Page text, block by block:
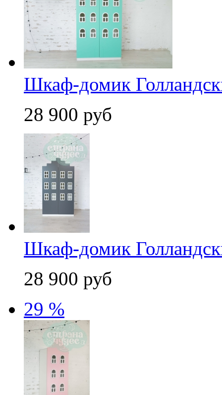
Шкаф-домик
28 900 руб
Шкаф-домик
28 900 руб
29 %